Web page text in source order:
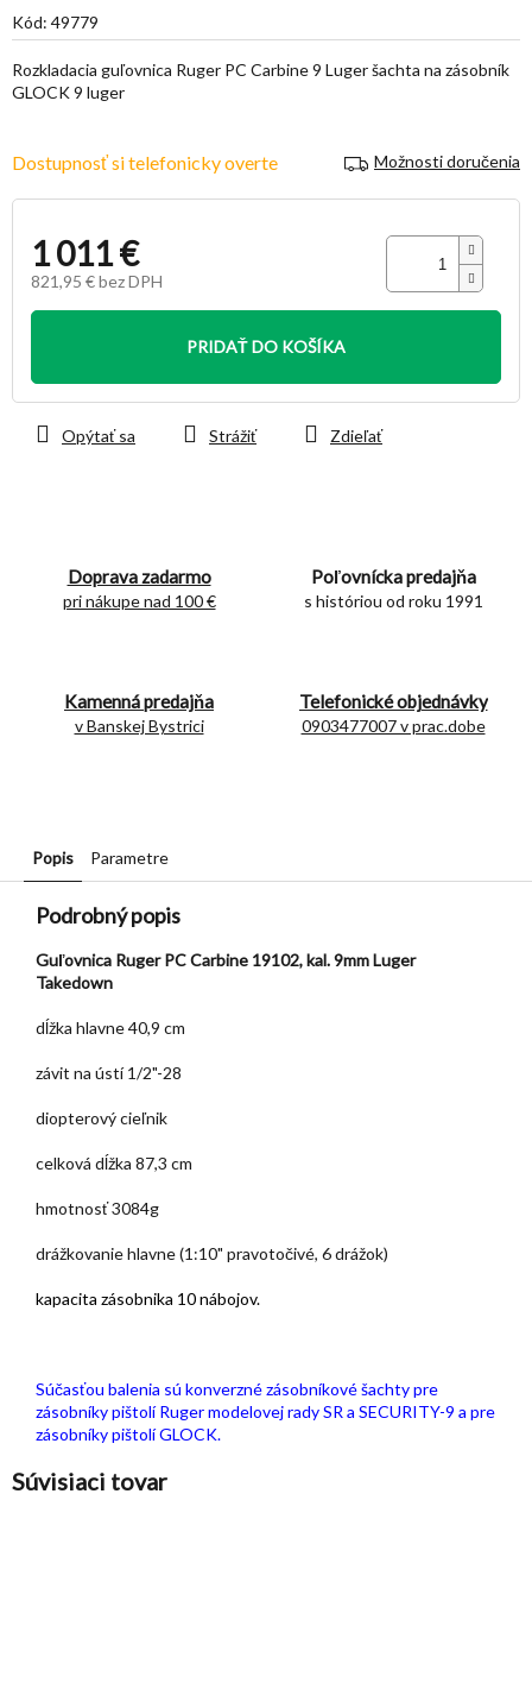
Kód: 49779
Dostupnosť si telefonicky overte Možnosti doručenia
1 011 €
821,95 € bez DPH
Jednotková
PRIDAŤ DO KOŠÍKA
Doprava zadarmo
pri nákupe nad 100 €
Poľovnícka predajňa
s históriou od roku 1991
Kamenná predajňa
v Banskej Bystrici
Telefonické objednávky
0903477007 v prac.dobe
Rozkladacia guľovnica Ruger PC Carbine 9 Luger šachta na zásobník
GLOCK 9 luger
Opýtať sa Strážiť Zdieľať
5,0
5
hviezdičiek.
Popis Parametre
Podrobný popis
Guľovnica Ruger PC Carbine 19102, kal. 9mm Luger
Takedown
dĺžka hlavne 40,9 cm
závit na ústí 1/2"-28
diopterový cieľnik
celková dĺžka 87,3 cm
hmotnosť 3084g
drážkovanie hlavne (1:10" pravotočivé, 6 drážok)
kapacita zásobnika 10 nábojov.
Súčasťou balenia sú konverzné zásobníkové šachty pre
zásobníky pištolí Ruger modelovej rady SR a SECURITY-9 a pre
zásobníky pištolí GLOCK.
Súvisiaci tovar